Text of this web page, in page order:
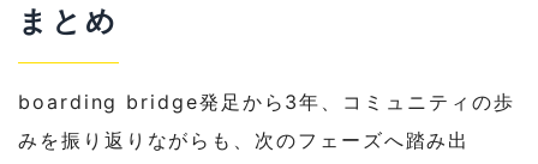
まとめ
boarding bridge発足から3年、コミュニティの歩
みを振り返りながらも、次のフェーズへ踏み出